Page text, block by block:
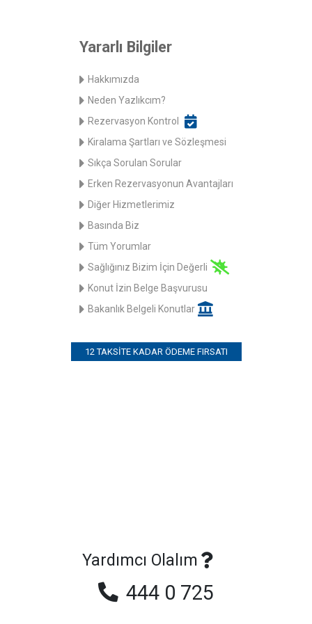
Yararlı Bilgiler
Hakkımızda
Neden Yazlıkcım?
Rezervasyon Kontrol
Kiralama Şartları ve Sözleşmesi
Sıkça Sorulan Sorular
Erken Rezervasyonun Avantajları
Diğer Hizmetlerimiz
Basında Biz
Tüm Yorumlar
Sağlığınız Bizim İçin Değerli
Konut İzin Belge Başvurusu
Bakanlık Belgeli Konutlar
12 TAKSITE KADAR ÖDEME FIRSATI
Yardımcı Olalım
444 0 725